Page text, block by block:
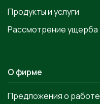
Продукты и услуги
Рассмотрение ущерба
О фирме
Предложения о работе